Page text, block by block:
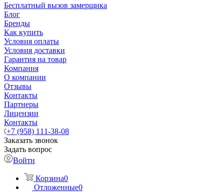
Бесплатный вызов замерщика
Блог
Бренды
Как купить
Условия оплаты
Условия доставки
Гарантия на товар
Компания
О компании
Отзывы
Контакты
Партнеры
Лицензии
Контакты
+7 (958) 111-38-08
Заказать звонок
Задать вопрос
Войти
Корзина0
Отложенные0